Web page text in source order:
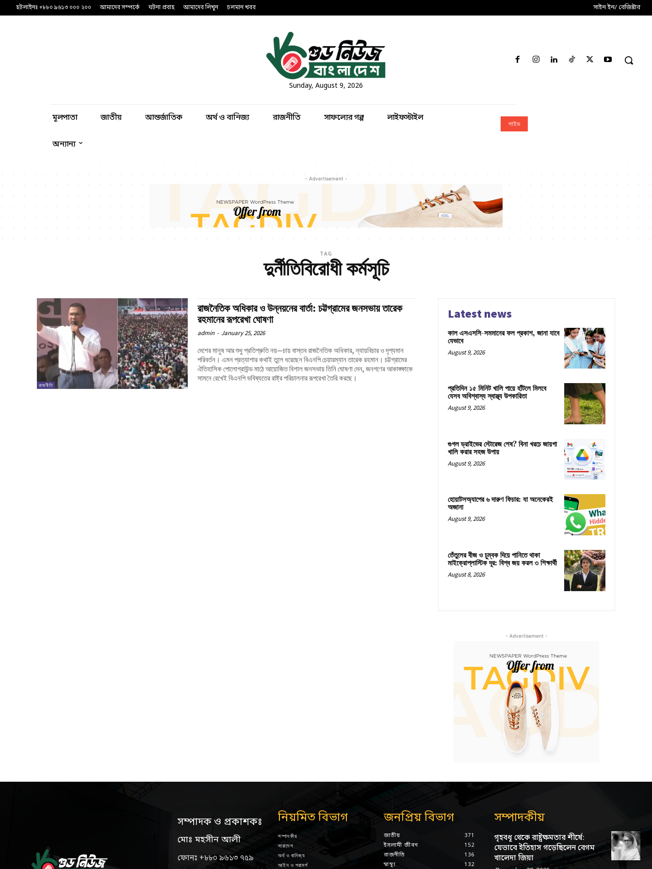
হটলাইনঃ +৮৮০ ৯৬১৩ ০০০ ২০০ আমাদের সম্পর্কে ঘটনা প্রবাহ আমাদের লিখুন চলমান খবর সাইন ইন/ রেজিষ্টার
Sunday, August 9, 2026
মূলপাতা জাতীয় আন্তর্জাতিক অর্থ ও বানিজ্য রাজনীতি সাফল্যের গল্প লাইফস্টাইল
অন্যান্য
লাইভ
- Advertisement -
TAG
দুর্নীতিবিরোধী কর্মসূচি
রাজনীতি
রাজনৈতিক অধিকার ও উন্নয়নের বার্তা: চট্টগ্রামের জনসভায় তারেক
রহমানের রূপরেখা ঘোষণা
admin - January 25, 2026
দেশের মানুষ আর শুধু প্রতিশ্রুতি নয়—চায় বাস্তব রাজনৈতিক অধিকার, ন্যায়বিচার ও দৃশ্যমান
পরিবর্তন। এমন প্রত্যাশার কথাই তুলে ধরেছেন বিএনপি চেয়ারম্যান তারেক রহমান। চট্টগ্রামের
ঐতিহাসিক পোলোগ্রাউন্ড মাঠে আয়োজিত বিশাল জনসভায় তিনি ঘোষণা দেন, জনগণের আকাঙ্ক্ষাকে
সামনে রেখেই বিএনপি ভবিষ্যতের রাষ্ট্র পরিচালনার রূপরেখা তৈরি করছে।
Latest news
কাল এসএসসি-সমমানের ফল প্রকাশ, জানা যাবে
যেভাবে
August 9, 2026
প্রতিদিন ১৫ মিনিট খালি পায়ে হাঁটলে মিলবে
যেসব অবিশ্বাস্য স্বাস্থ্য উপকারিতা
August 9, 2026
গুগল ড্রাইভের স্টোরেজ শেষ? বিনা খরচে জায়গা
খালি করার সহজ উপায়
August 9, 2026
হোয়াটসঅ্যাপের ৬ দারুণ ফিচার: যা অনেকেরই
অজানা
August 9, 2026
তেঁতুলের বীজ ও চুম্বক দিয়ে পানিতে থাকা
মাইক্রোপ্লাস্টিক দূর: বিশ্ব জয় করল ৩ শিক্ষার্থী
August 8, 2026
- Advertisement -
সম্পাদক ও প্রকাশকঃ
মোঃ মহসীন আলী
ফোনঃ +৮৮০ ৯৬১৩ ৭৫৯
নিয়মিত বিভাগ
সম্পাদকীয়
সারাদেশ
অর্থ ও বানিজ্য
আইন ও পরামর্শ
জনপ্রিয় বিভাগ
জাতীয়
371
ইসলামী জীবন
152
রাজনীতি
136
স্বাস্থ্য
132
সম্পাদকীয়
গৃহবধূ থেকে রাষ্ট্রক্ষমতার শীর্ষে:
যেভাবে ইতিহাস গড়েছিলেন বেগম
খালেদা জিয়া